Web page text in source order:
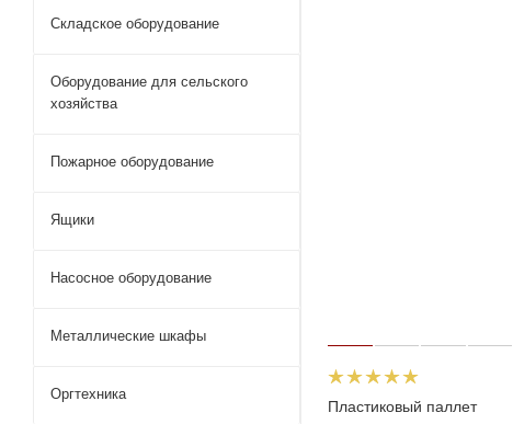
Пластиковый паллет
Складское оборудование
Оборудование для сельского
хозяйства
Пожарное оборудование
Ящики
Насосное оборудование
Металлические шкафы
Оргтехника